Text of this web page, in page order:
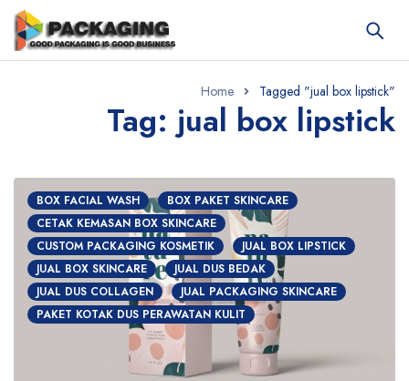
Home Tagged "jual box lipstick"
Tag: jual box lipstick
BOX FACIAL WASH
BOX PAKET SKINCARE
CETAK KEMASAN BOX SKINCARE
CUSTOM PACKAGING KOSMETIK
JUAL BOX LIPSTICK
JUAL BOX SKINCARE
JUAL DUS BEDAK
JUAL DUS COLLAGEN
JUAL PACKAGING SKINCARE
PAKET KOTAK DUS PERAWATAN KULIT